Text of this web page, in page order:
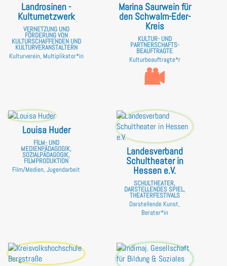
Landrosinen -
Kulturnetzwerk
VERNETZUNG UND
FÖRDERUNG VON
KULTURSCHAFFENDEN UND
KULTURVERANSTALTERN
Kulturverein, Multiplikator*in
Marina Saurwein für
den Schwalm-Eder-
Kreis
KULTUR- UND
PARTNERSCHAFTS­
BEAUFTRAGTE
Kulturbeauftragte*r
Louisa Huder
FILM- UND
MEDIENPÄDAGOGIK,
SOZIALPÄDAGOGIK,
FILMPRODUKTION
Film/Medien, Jugendarbeit
Landesverband
Schultheater in
Hessen e.V.
SCHULTHEATER,
DARSTELLENDES SPIEL,
THEATERFESTIVALS
Darstellende Kunst,
Berater*in